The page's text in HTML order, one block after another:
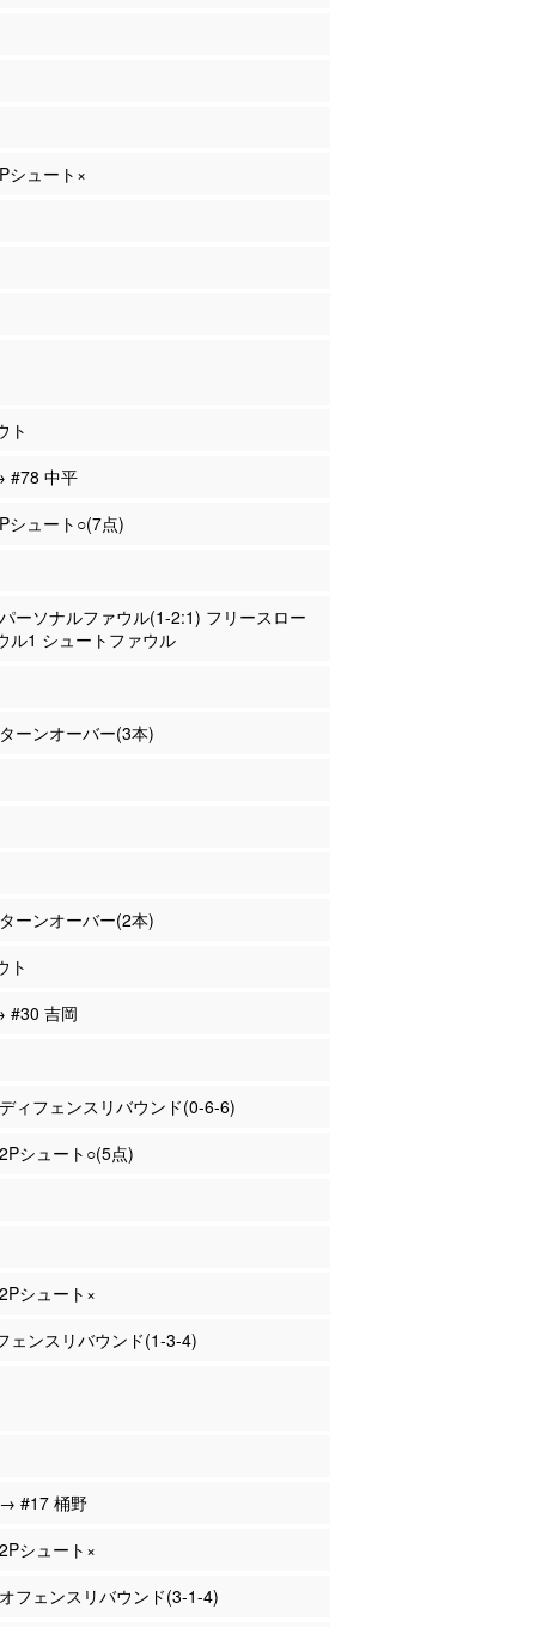
シュート×
ト
#78 中平
シュート○(7点)
ーソナルファウル(1-2:1) フリースロー
ル1 シュートファウル
ーンオーバー(3本)
ーンオーバー(2本)
ト
#30 吉岡
ィフェンスリバウンド(0-6-6)
シュート○(5点)
シュート×
ェンスリバウンド(1-3-4)
#17 桶野
シュート×
フェンスリバウンド(3-1-4)